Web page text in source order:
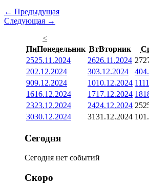
← Предыдущая
Следующая →
<
ПнПонедельник ВтВторник
2525.11.2024 2626.11.2024 27
202.12.2024 303.12.2024 4
909.12.2024 1010.12.2024 11
1616.12.2024 1717.12.2024 18
2323.12.2024 2424.12.2024 25
3030.12.2024 3131.12.2024 1
Сегодня
Сегодня нет событий
Скоро